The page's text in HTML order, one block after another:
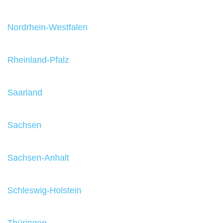
Nordrhein-Westfalen
Rheinland-Pfalz
Saarland
Sachsen
Sachsen-Anhalt
Schleswig-Holstein